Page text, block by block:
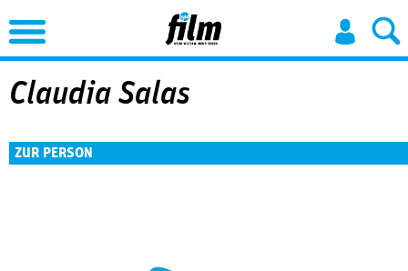
Jump to Navigation
Claudia Salas
ZUR PERSON